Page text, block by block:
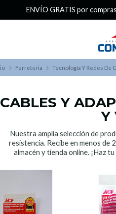
¿Buscas Promociones?
Ferreteria Tecnología Y Redes De
CABLES Y
Y
Nuestra amplia selección de
resistencia. Recibe en menos de
almacén y tienda online. ¡Haz